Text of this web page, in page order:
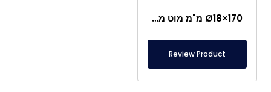
Ø18×170 מ"מ מוט מגנט עם חיבור נקבה
Review Product